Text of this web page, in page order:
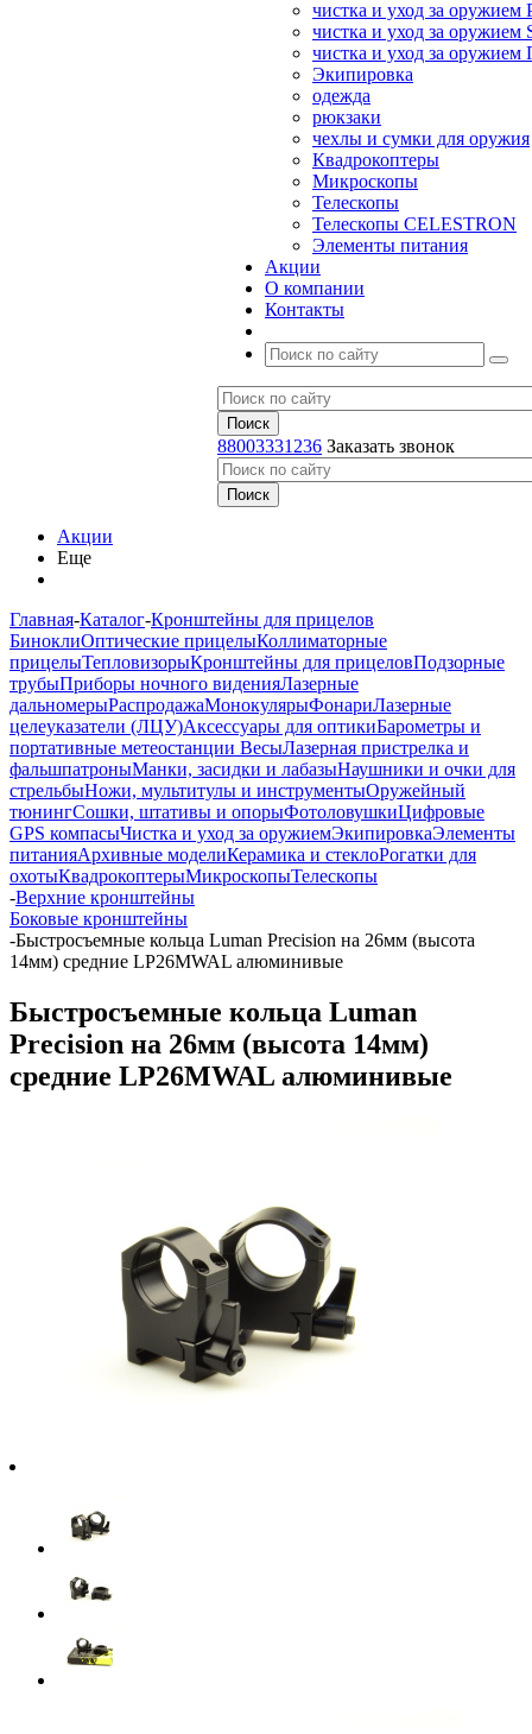
чистка и уход за оружием
чистка и уход за оружием
чистка и уход за
Экипировка
одежда
рюкзаки
чехлы и сумки для оружия
Квадрокоптеры
Микроскопы
Телескопы
Телескопы CELESTRON
Элементы питания
Акции
О компании
Контакты
88003331236 Заказать звонок
Акции
Еще
Главная-Каталог-Кронштейны для прицелов
БиноклиОптические прицелыКоллиматорные
прицелыТепловизорыКронштейны для прицеловПодзорные
трубыПриборы ночного виденияЛазерные
дальномерыРаспродажаМонокулярыФонариЛазерные
целеуказатели (ЛЦУ)Аксессуары для оптикиБарометры и
портативные метеостанции ВесыЛазерная пристрелка и
фальшпатроныМанки, засидки и лабазыНаушники и очки для
стрельбыНожи, мультитулы и инструментыОружейный
тюнингСошки, штативы и опорыФотоловушкиЦифровые
GPS компасыЧистка и уход за оружиемЭкипировкаЭлементы
питанияАрхивные моделиКерамика и стеклоРогатки для
охотыКвадрокоптерыМикроскопыТелескопы
-Верхние кронштейны
Боковые кронштейны
-Быстросъемные кольца Luman Precision на 26мм (высота
14мм) средние LP26MWAL алюминивые
Быстросъемные кольца Luman
Precision на 26мм (высота 14мм)
средние LP26MWAL алюминивые